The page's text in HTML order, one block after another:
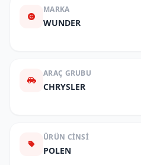
MARKA
WUNDER
ARAÇ GRUBU
CHRYSLER
ÜRÜN CINSI
POLEN